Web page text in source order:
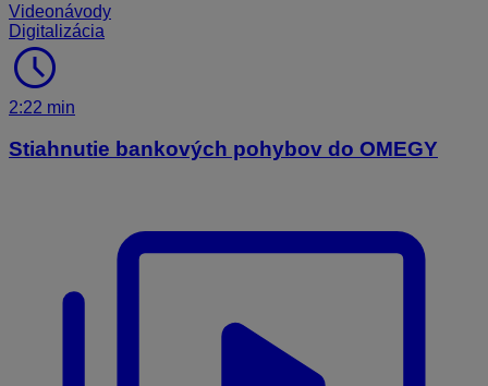
Videonávody
Digitalizácia
schedule
2:22 min
Stiahnutie bankových pohybov do OMEGY